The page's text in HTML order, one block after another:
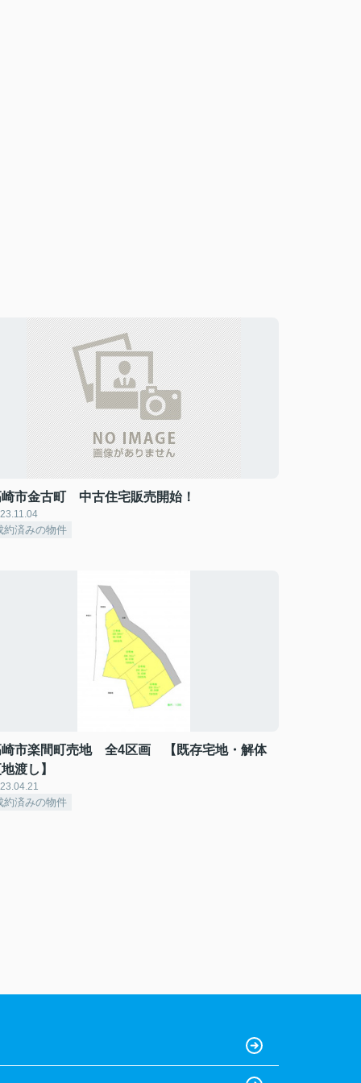
市金古町 中古住宅販売開始！
約済みの物件
崎市楽間町売地 全4区画 【既存宅地・解体
渡し】
約済みの物件